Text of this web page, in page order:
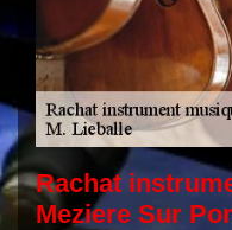
Rachat
Meziere Sur